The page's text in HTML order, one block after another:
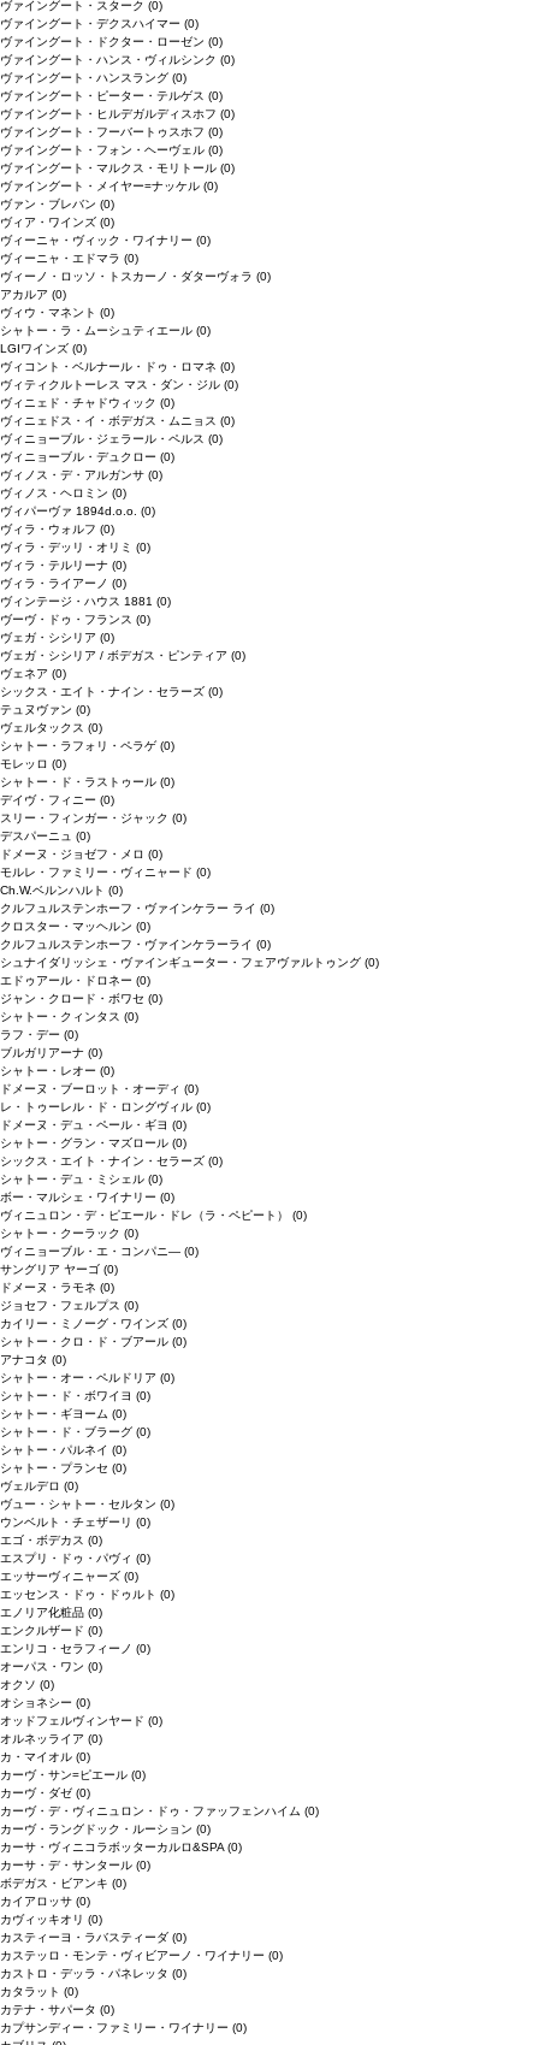
ヴァイングート・スターク (0)
ヴァイングート・デクスハイマー (0)
ヴァイングート・ドクター・ローゼン (0)
ヴァイングート・ハンス・ヴィルシンク (0)
ヴァイングート・ハンスラング (0)
ヴァイングート・ピーター・テルゲス (0)
ヴァイングート・ヒルデガルディスホフ (0)
ヴァイングート・フーバートゥスホフ (0)
ヴァイングート・フォン・ヘーヴェル (0)
ヴァイングート・マルクス・モリトール (0)
ヴァイングート・メイヤー=ナッケル (0)
ヴァン・ブレバン (0)
ヴィア・ワインズ (0)
ヴィーニャ・ヴィック・ワイナリー (0)
ヴィーニャ・エドマラ (0)
ヴィーノ・ロッソ・トスカーノ・ダターヴォラ (0)
アカルア (0)
ヴィウ・マネント (0)
シャトー・ラ・ムーシュティエール (0)
LGIワインズ (0)
ヴィコント・ベルナール・ドゥ・ロマネ (0)
ヴィティクルトーレス マス・ダン・ジル (0)
ヴィニェド・チャドウィック (0)
ヴィニェドス・イ・ボデガス・ムニョス (0)
ヴィニョーブル・ジェラール・ペルス (0)
ヴィニョーブル・デュクロー (0)
ヴィノス・デ・アルガンサ (0)
ヴィノス・ヘロミン (0)
ヴィパーヴァ 1894d.o.o. (0)
ヴィラ・ウォルフ (0)
ヴィラ・デッリ・オリミ (0)
ヴィラ・テルリーナ (0)
ヴィラ・ライアーノ (0)
ヴィンテージ・ハウス 1881 (0)
ヴーヴ・ドゥ・フランス (0)
ヴェガ・シシリア (0)
ヴェガ・シシリア / ボデガス・ピンティア (0)
ヴェネア (0)
シックス・エイト・ナイン・セラーズ (0)
テュヌヴァン (0)
ヴェルタックス (0)
シャトー・ラフォリ・ペラゲ (0)
モレッロ (0)
シャトー・ド・ラストゥール (0)
デイヴ・フィニー (0)
スリー・フィンガー・ジャック (0)
デスパーニュ (0)
ドメーヌ・ジョゼフ・メロ (0)
モルレ・ファミリー・ヴィニャード (0)
Ch.W.ベルンハルト (0)
クルフュルステンホーフ・ヴァインケラー ライ (0)
クロスター・マッヘルン (0)
クルフュルステンホーフ・ヴァインケラーライ (0)
シュナイダリッシェ・ヴァインギューター・フェアヴァルトゥング (0)
エドゥアール・ドロネー (0)
ジャン・クロード・ボワセ (0)
シャトー・クィンタス (0)
ラフ・デー (0)
ブルガリアーナ (0)
シャトー・レオー (0)
ドメーヌ・ブーロット・オーディ (0)
レ・トゥーレル・ド・ロングヴィル (0)
ドメーヌ・デュ・ペール・ギヨ (0)
シャトー・グラン・マズロール (0)
シックス・エイト・ナイン・セラーズ (0)
シャトー・デュ・ミシェル (0)
ボー・マルシェ・ワイナリー (0)
ヴィニュロン・デ・ピエール・ドレ（ラ・ペピート） (0)
シャトー・クーラック (0)
ヴィニョーブル・エ・コンパニ― (0)
サングリア ヤーゴ (0)
ドメーヌ・ラモネ (0)
ジョセフ・フェルプス (0)
カイリー・ミノーグ・ワインズ (0)
シャトー・クロ・ド・ブアール (0)
アナコタ (0)
シャトー・オー・ペルドリア (0)
シャトー・ド・ボワイヨ (0)
シャトー・ギヨーム (0)
シャトー・ド・ブラーグ (0)
シャトー・パルネイ (0)
シャトー・プランセ (0)
ヴェルデロ (0)
ヴュー・シャトー・セルタン (0)
ウンベルト・チェザーリ (0)
エゴ・ボデカス (0)
エスプリ・ドゥ・パヴィ (0)
エッサーヴィニャーズ (0)
エッセンス・ドゥ・ドゥルト (0)
エノリア化粧品 (0)
エンクルザード (0)
エンリコ・セラフィーノ (0)
オーパス・ワン (0)
オクソ (0)
オショネシー (0)
オッドフェルヴィンヤード (0)
オルネッライア (0)
カ・マイオル (0)
カーヴ・サン=ピエール (0)
カーヴ・ダゼ (0)
カーヴ・デ・ヴィニュロン・ドゥ・ファッフェンハイム (0)
カーヴ・ラングドック・ルーション (0)
カーサ・ヴィニコラボッターカルロ&SPA (0)
カーサ・デ・サンタール (0)
ボデガス・ビアンキ (0)
カイアロッサ (0)
カヴィッキオリ (0)
カスティーヨ・ラバスティーダ (0)
カステッロ・モンテ・ヴィビアーノ・ワイナリー (0)
カストロ・デッラ・パネレッタ (0)
カタラット (0)
カテナ・サパータ (0)
カプサンディー・ファミリー・ワイナリー (0)